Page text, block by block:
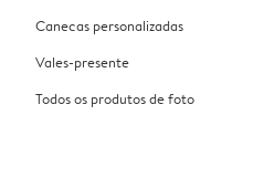
Canecas personalizadas
Vales-presente
Todos os produtos de foto